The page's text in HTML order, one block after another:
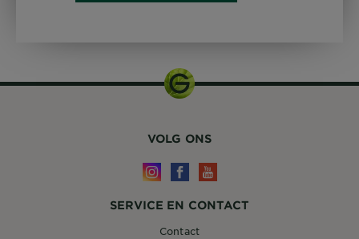
VOLG ONS
SERVICE EN CONTACT
Contact